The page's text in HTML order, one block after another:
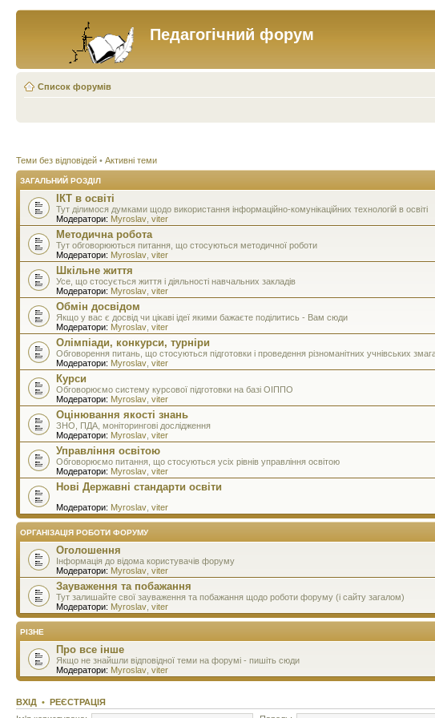
Педагогічний форум
Список форумів
Теми без відповідей • Активні теми
ЗАГАЛЬНИЙ РОЗДІЛ
ІКТ в освіті
Тут ділимося думками щодо використання інформаційно-комунікаційних технологій в освіті
Модератори: Myroslav viter
Методична робота
Тут обговорюються питання, що стосуються методичної роботи
Модератори: Myroslav viter
Шкільне життя
Усе, що стосується життя і діяльності навчальних закладів
Модератори: Myroslav viter
Обмін досвідом
Якщо у вас є досвід чи цікаві ідеї якими бажаєте поділитись - Вам сюди
Модератори: Myroslav viter
Олімпіади, конкурси, турніри
Обговорення питань, що стосуються підготовки і проведення різноманітних учнівських
Модератори: Myroslav viter
Курси
Обговорюємо систему курсової підготовки на базі ОІППО
Модератори: Myroslav viter
Оцінювання якості знань
ЗНО, ПДА, моніторингові дослідження
Модератори: Myroslav viter
Управління освітою
Обговорюємо питання, що стосуються усіх рівнів управління освітою
Модератори: Myroslav viter
Нові Державні стандарти освіти
Модератори: Myroslav viter
ОРГАНІЗАЦІЯ РОБОТИ ФОРУМУ
Оголошення
Інформація до відома користувачів форуму
Модератори: Myroslav viter
Зауваження та побажання
Тут залишайте свої зауваження та побажання щодо роботи форуму (і сайту загалом)
Модератори: Myroslav viter
РІЗНЕ
Про все інше
Якщо не знайшли відповідної теми на форумі - пишіть сюди
Модератори: Myroslav viter
ВХІД • РЕЄСТРАЦІЯ